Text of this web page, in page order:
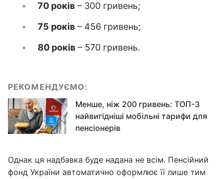
70 років – 300 гривень;
75 років – 456 гривень;
80 років – 570 гривень.
РЕКОМЕНДУЄМО:
Менше, ніж 200 гривень: ТОП-3
найвигідніші мобільні тарифи для
пенсіонерів
Однак ця надбавка буде надана не всім. Пенсійний
фонд України автоматично оформлює її лише тим